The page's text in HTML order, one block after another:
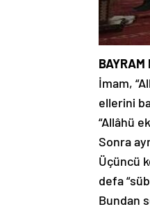
İmam,
ellerini
“Allâhü
Sonra
Üçüncü
defa
Bundan